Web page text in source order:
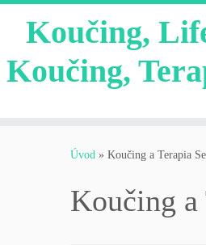
Koučing,
Koučing,
Úvod » Koučing a Terapia
Koučing a